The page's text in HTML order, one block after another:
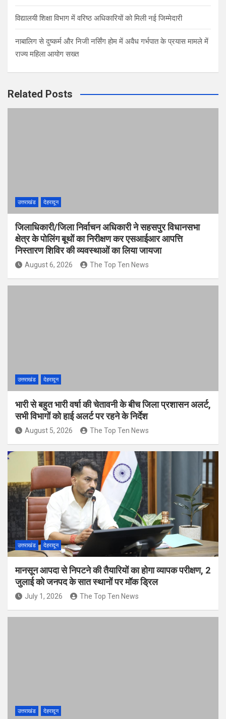
विद्यालयी शिक्षा विभाग में वरिष्ठ अधिकारियों को मिली नई जिम्मेदारी
नाबालिग से दुष्कर्म और निजी नर्सिंग होम में अवैध गर्भपात के प्रयास मामले में
राज्य महिला आयोग सख्त
Related Posts
उत्तराखंड देहरादून
जिलाधिकारी/जिला निर्वाचन अधिकारी ने सहसपुर विधानसभा
क्षेत्र के पोलिंग बूथों का निरीक्षण कर एसआईआर आपत्ति
निस्तारण शिविर की व्यवस्थाओं का लिया जायजा
August 6, 2026 The Top Ten News
उत्तराखंड देहरादून
भारी से बहुत भारी वर्षा की चेतावनी के बीच जिला प्रशासन अलर्ट,
सभी विभागों को हाई अलर्ट पर रहने के निर्देश
August 5, 2026 The Top Ten News
उत्तराखंड देहरादून
मानसून आपदा से निपटने की तैयारियों का होगा व्यापक परीक्षण, 2
जुलाई को जनपद के सात स्थानों पर मॉक ड्रिल
July 1, 2026 The Top Ten News
उत्तराखंड देहरादून